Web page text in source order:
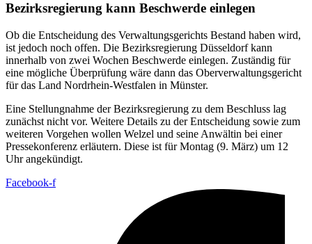
Bezirksregierung kann Beschwerde einlegen
Ob die Entscheidung des Verwaltungsgerichts Bestand haben wird,
ist jedoch noch offen. Die Bezirksregierung Düsseldorf kann
innerhalb von zwei Wochen Beschwerde einlegen. Zuständig für
eine mögliche Überprüfung wäre dann das Oberverwaltungsgericht
für das Land Nordrhein-Westfalen in Münster.
Eine Stellungnahme der Bezirksregierung zu dem Beschluss lag
zunächst nicht vor. Weitere Details zu der Entscheidung sowie zum
weiteren Vorgehen wollen Welzel und seine Anwältin bei einer
Pressekonferenz erläutern. Diese ist für Montag (9. März) um 12
Uhr angekündigt.
Facebook-f